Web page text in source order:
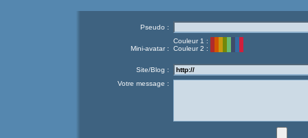
Pseudo :
Mini-avatar :
Couleur 1 :
Couleur 2 :
Site/Blog :
Votre message :